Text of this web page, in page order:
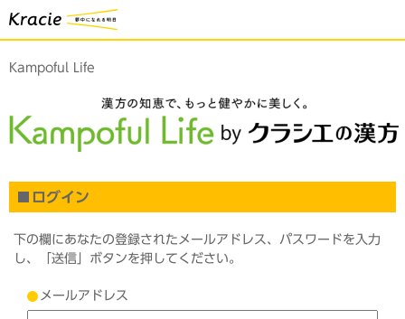
Kampoful Life
ログイン
下の欄にあなたの登録されたメールアドレス、パスワードを入力
し、「送信」ボタンを押してください。
メールアドレス